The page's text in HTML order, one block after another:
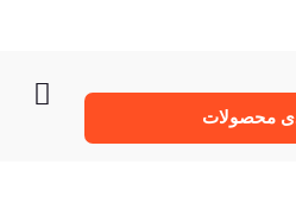
محصولات